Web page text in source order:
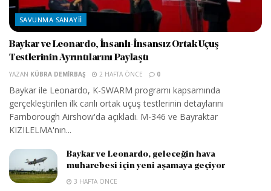
SAVUNMA SANAYII
Baykar ve Leonardo, İnsanlı-İnsansız Ortak Uçuş
Testlerinin Ayrıntılarını Paylaştı
YAZAN KÜBRA DEMIRBAŞ 2 HAFTA ÖNCE 0
Baykar ile Leonardo, K-SWARM programı kapsamında
gerçekleştirilen ilk canlı ortak uçuş testlerinin detaylarını
Farnborough Airshow'da açıkladı. M-346 ve Bayraktar
KIZILELMA'nın...
Baykar ve Leonardo, geleceğin hava
muharebesi için yeni aşamaya geçiyor
3 HAFTA ÖNCE